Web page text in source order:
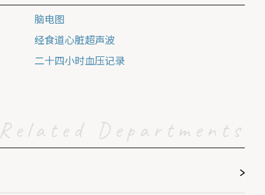
脑电图
经食道心脏超声波
二十四小时血压记录
Related Departments